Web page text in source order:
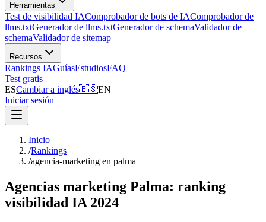
Herramientas
Test de visibilidad IAComprobador de bots de IAComprobador de
llms.txtGenerador de llms.txtGenerador de schemaValidador de
schemaValidador de sitemap
Recursos
Rankings IAGuíasEstudiosFAQ
Test gratis
ESCambiar a inglés🇪🇸EN
Iniciar sesión
Inicio
/Rankings
/agencia-marketing en palma
Agencias marketing Palma: ranking
visibilidad IA 2024